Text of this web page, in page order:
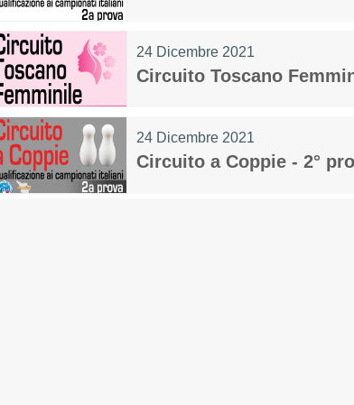
24 Dicembre 2021
Circuito Toscano
24 Dicembre 2021
Circuito a Coppie - 2°